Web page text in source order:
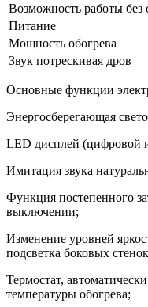
Возможность работы без
Питание
Мощность обогрева
Звук потрескивая дров
Основные функции
Энергосберегающая
LED дисплей (цифровой
Имитация звука
Функция постепенного
выключении;
Изменение уровней
подсветка боковых
Термостат,
температуры обогрева;